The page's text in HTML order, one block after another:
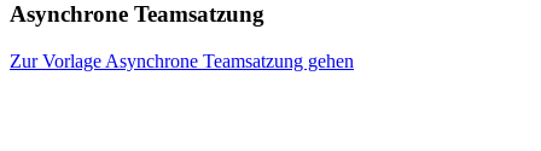
Asynchrone Teamsatzung
Zur Vorlage Asynchrone Teamsatzung gehen